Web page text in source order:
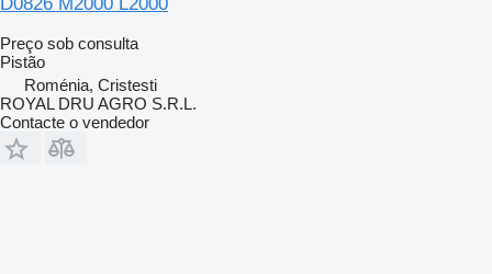
Preço sob consulta
Pistão
Roménia, Cristesti
ROYAL DRU AGRO S.R.L.
Contacte o vendedor